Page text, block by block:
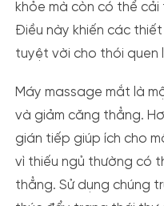
khỏe mà còn có thể cải
Điều này khiến các
tuyệt vời cho thói quen
Máy massage mắt là
và giảm căng thẳng.
gián tiếp giúp ích cho
vì thiếu ngủ thường có
thẳng. Sử dụng chúng